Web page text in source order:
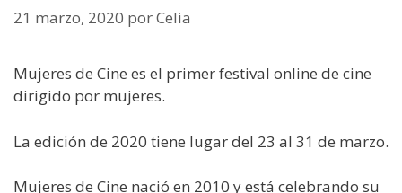
21 marzo, 2020 porCelia
Mujeres de Cine es el primer festival online de cine
dirigido por mujeres.
La edición de 2020 tiene lugar del 23 al 31 de marzo.
Mujeres de Cine nació en 2010 y está celebrando su